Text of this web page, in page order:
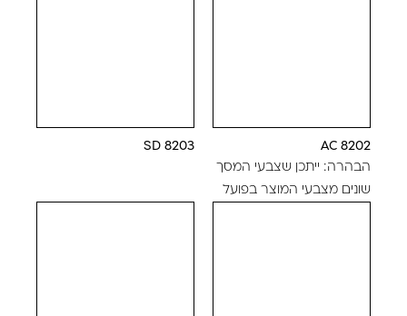
8202 AC
הבהרה: ייתכן שצבעי המסך
שונים מצבעי המוצר בפועל
8203 SD